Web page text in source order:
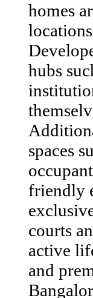
homes
hubs
spaces
friendly
courts
active
and